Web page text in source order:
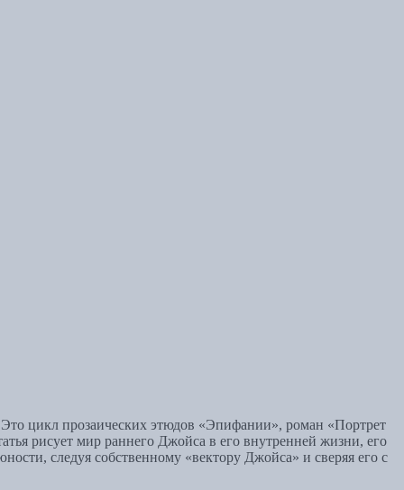
цикл прозаических этюдов «Эпифании», роман «Портрет
рисует мир раннего Джойса в его внутренней жизни, его
следуя собственному «вектору Джойса» и сверяя его с